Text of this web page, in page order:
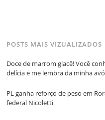
POSTS MAIS VIZUALIZADOS
Doce de marrom glacê! Você
delícia e me lembra da minha
PL ganha reforço de peso em
federal Nicoletti